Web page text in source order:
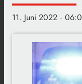
11. Juni 2022 ·